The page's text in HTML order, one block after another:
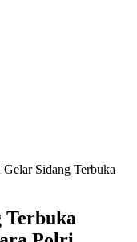
Gelar Sidang Terbuka
Terbuka